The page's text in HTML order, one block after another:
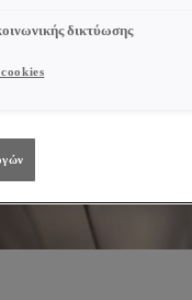
δικτύωσης
cookies